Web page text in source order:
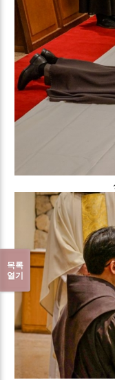
목록
열기